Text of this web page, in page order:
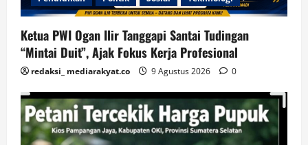
Ketua PWI Ogan Ilir Tanggapi Santai Tudingan
“Mintai Duit”, Ajak Fokus Kerja Profesional
redaksi_ mediarakyat.co 9 Agustus 2026 0